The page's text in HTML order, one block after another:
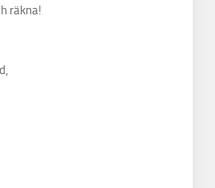
räkna!